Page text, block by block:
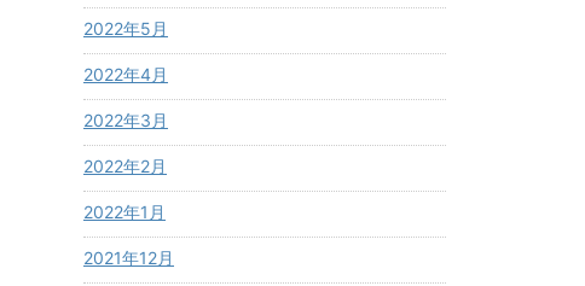
2022年5月
2022年4月
2022年3月
2022年2月
2022年1月
2021年12月